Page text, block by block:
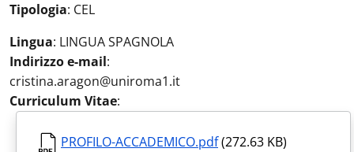
Tipologia: CEL
Lingua: LINGUA SPAGNOLA
Indirizzo e-mail:
cristina.aragon@uniroma1.it
Curriculum Vitae:
PROFILO-ACCADEMICO.pdf(272.63 KB)